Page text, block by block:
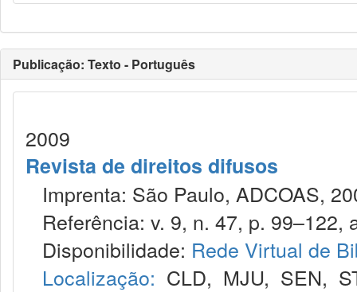
Publicação: Texto - Português
2009
Revista de direitos difusos
Imprenta: São Paulo, ADCOAS,
Referência: v. 9, n. 47, p. 99–122,
Disponibilidade: Rede Virtual de
Localização: CLD, MJU, SEN,